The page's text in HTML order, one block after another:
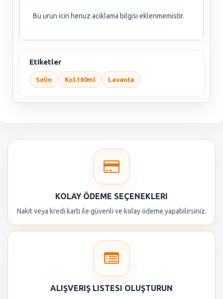
Bu urun icin henuz aciklama bilgisi eklenmemistir.
Etiketler
Selin Kol.180ml Lavanta
KOLAY ÖDEME SEÇENEKLERI
Nakit veya kredi kartı ile güvenli ve kolay ödeme yapabilirsiniz.
ALIŞVERIŞ LISTESI OLUŞTURUN